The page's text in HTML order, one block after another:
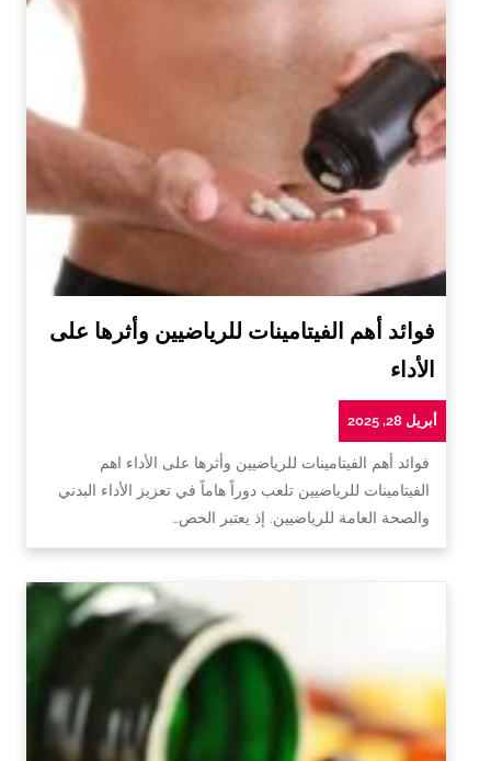
فوائد أهم الفيتامينات للرياضيين وأثرها على
الأداء
أبريل 28, 2025
فوائد أهم الفيتامينات للرياضيين وأثرها على الأداء اهم
الفيتامينات للرياضيين تلعب دوراً هاماً في تعزيز الأداء البدني
والصحة العامة للرياضيين. إذ يعتبر الحص…